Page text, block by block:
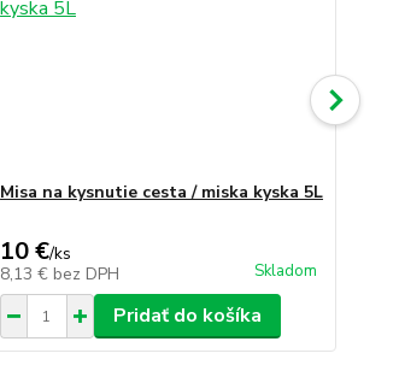
Misa na kysnutie cesta / miska kyska 5L
10 €/ks
8,13 € bez DPH Skladom
Pridať do košíka